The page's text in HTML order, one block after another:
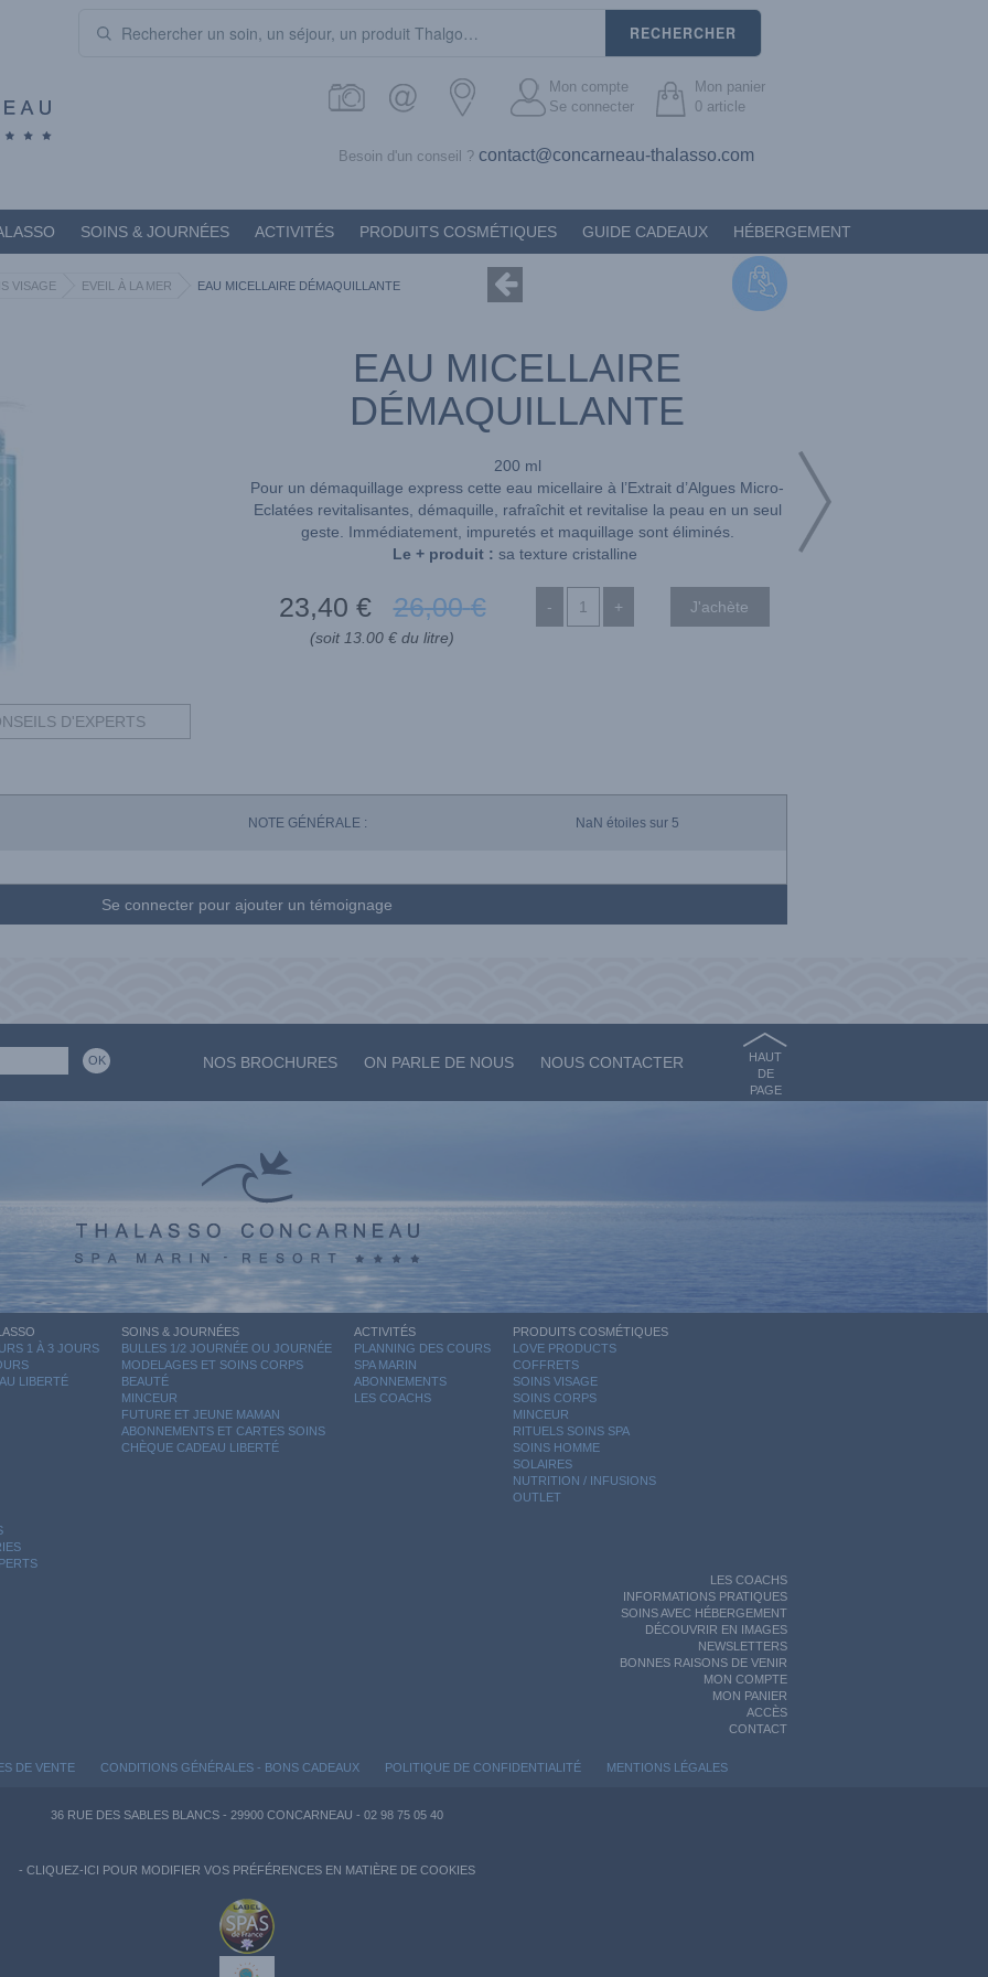
SOINS & JOURNÉES ACTIVITÉS PRODUITS COSMÉTIQUES GUIDE CADEAUX HÉBERGEMENT
Besoin d'un conseil ? contact@concarneau-thalasso.com
RECHERCHER
Mon compte
Se connecter
Mon panier
0 article
VISAGE EVEIL À LA MER EAU MICELLAIRE DÉMAQUILLANTE
EAU MICELLAIRE
DÉMAQUILLANTE
200 ml
Pour un démaquillage express cette eau micellaire à l’Extrait d’Algues Micro-
Eclatées revitalisantes, démaquille, rafraîchit et revitalise la peau en un seul
geste. Immédiatement, impuretés et maquillage sont éliminés.
Le + produit : sa texture cristalline
23,40 € 26,00 €
(soit 13.00 € du litre)
- +
D'EXPERTS
NOTE GÉNÉRALE : NaN étoiles sur 5
Se connecter pour ajouter un témoignage
NOS BROCHURES ON PARLE DE NOUS NOUS CONTACTER
HAUT
DE
PAGE
1 À 3 JOURS
LIBERTÉ
SOINS & JOURNÉES
BULLES 1/2 JOURNÉE OU JOURNÉE
MODELAGES ET SOINS CORPS
BEAUTÉ
MINCEUR
FUTURE ET JEUNE MAMAN
ABONNEMENTS ET CARTES SOINS
CHÈQUE CADEAU LIBERTÉ
ACTIVITÉS
PLANNING DES COURS
SPA MARIN
ABONNEMENTS
LES COACHS
PRODUITS COSMÉTIQUES
LOVE PRODUCTS
COFFRETS
SOINS VISAGE
SOINS CORPS
MINCEUR
RITUELS SOINS SPA
SOINS HOMME
SOLAIRES
NUTRITION / INFUSIONS
OUTLET
LES COACHS
INFORMATIONS PRATIQUES
SOINS AVEC HÉBERGEMENT
DÉCOUVRIR EN IMAGES
NEWSLETTERS
BONNES RAISONS DE VENIR
MON COMPTE
MON PANIER
ACCÈS
CONTACT
DE VENTE CONDITIONS GÉNÉRALES - BONS CADEAUX POLITIQUE DE CONFIDENTIALITÉ MENTIONS LÉGALES
36 RUE DES SABLES BLANCS - 29900 CONCARNEAU - 02 98 75 05 40
- CLIQUEZ-ICI POUR MODIFIER VOS PRÉFÉRENCES EN MATIÈRE DE COOKIES